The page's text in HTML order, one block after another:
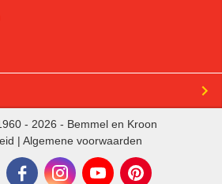
- 2026 - Bemmel en Kroon
| Algemene voorwaarden